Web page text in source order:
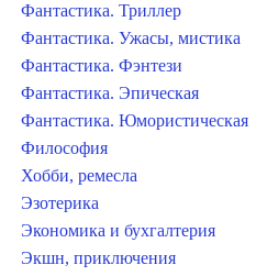
Фантастика. Триллер
Фантастика. Ужасы, мистика
Фантастика. Фэнтези
Фантастика. Эпическая
Фантастика. Юмористическая
Философия
Хобби, ремесла
Эзотерика
Экономика и бухгалтерия
Экшн, приключения